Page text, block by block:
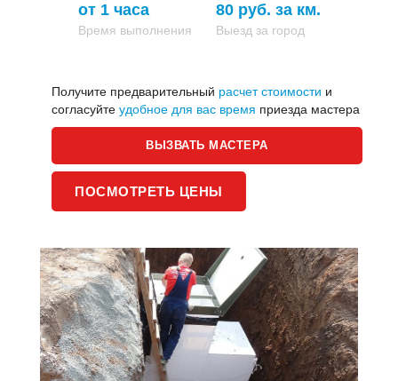
Время выполнения
от 1 часа
Выезд за город
80 руб. за км.
Получите предварительный расчет стоимости и
согласуйте удобное для вас время приезда мастера